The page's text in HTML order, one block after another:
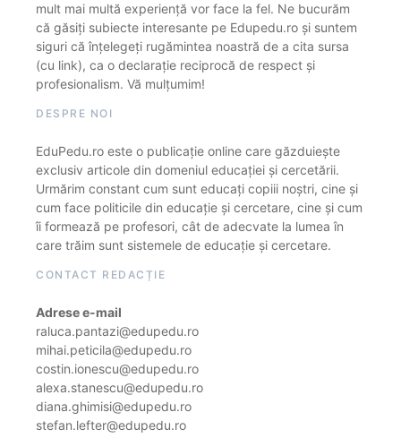
mult mai multă experiență vor face la fel. Ne bucurăm
că găsiți subiecte interesante pe Edupedu.ro și suntem
siguri că înțelegeți rugămintea noastră de a cita sursa
(cu link), ca o declarație reciprocă de respect și
profesionalism. Vă mulțumim!
DESPRE NOI
EduPedu.ro este o publicație online care găzduiește
exclusiv articole din domeniul educației și cercetării.
Urmărim constant cum sunt educați copiii noștri, cine și
cum face politicile din educație și cercetare, cine și cum
îi formează pe profesori, cât de adecvate la lumea în
care trăim sunt sistemele de educație și cercetare.
CONTACT REDACȚIE
Adrese e-mail
raluca.pantazi@edupedu.ro
mihai.peticila@edupedu.ro
costin.ionescu@edupedu.ro
alexa.stanescu@edupedu.ro
diana.ghimisi@edupedu.ro
stefan.lefter@edupedu.ro